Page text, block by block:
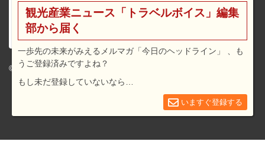
© 2026 travel voice.
利用規約
広告メニュー・料金
観光産業ニュース「トラベルボイス」編集
部から届く
一歩先の未来がみえるメルマガ「今日のヘッドライン」 、も
うご登録済みですよね？
もし未だ登録していないなら…
いますぐ登録する